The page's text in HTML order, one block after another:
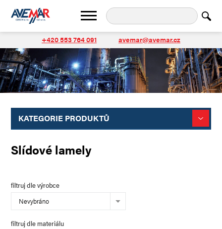
+420 553 764 091 avemar@avemar.cz
KATEGORIE PRODUKTŮ
Slídové lamely
filtruj dle výrobce
Nevybráno
filtruj dle materiálu